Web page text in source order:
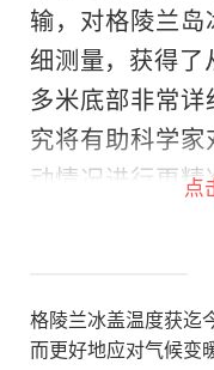
输，对格陵兰
细测量，获得了
多米底部非常
究将有助科学
动情况进行更
自1980年
失增加了6倍，
魁祸首”。为确
点
格陵兰冰盖温度获迄
而更好地应对气候变